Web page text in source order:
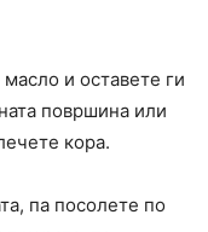
и оставете ги
површина или
кора.
па посолете по